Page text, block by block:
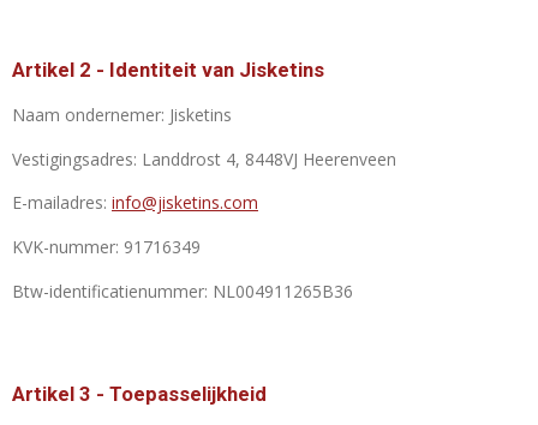
Artikel 2 - Identiteit van Jisketins
Naam ondernemer: Jisketins
Vestigingsadres: Landdrost 4, 8448VJ Heerenveen
E-mailadres: info@jisketins.com
KVK-nummer: 91716349
Btw-identificatienummer: NL004911265B36
Artikel 3 - Toepasselijkheid